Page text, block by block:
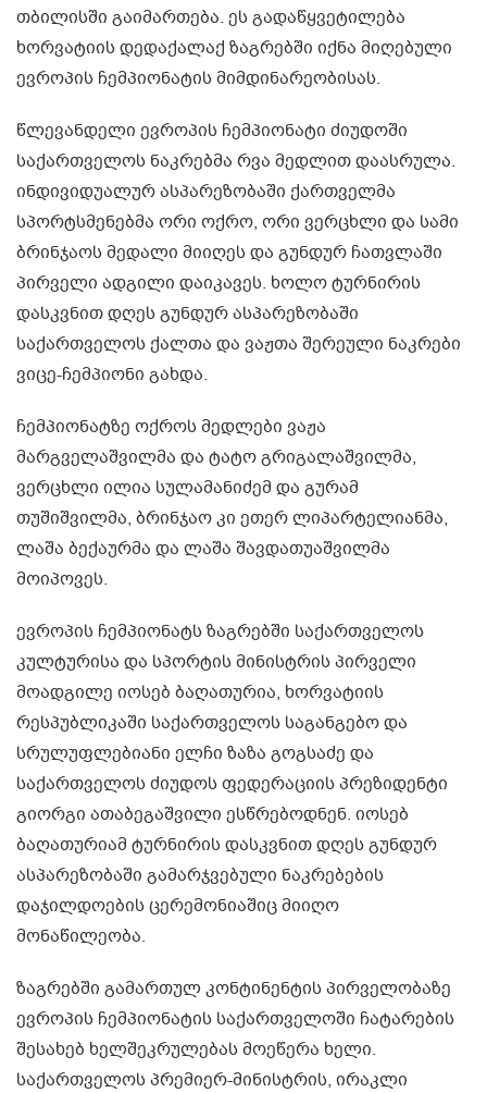
თბილისში გაიმართება. ეს გადაწყვეტილება
ხორვატიის დედაქალაქ ზაგრებში იქნა მიღებული
ევროპის ჩემპიონატის მიმდინარეობისას.
წლევანდელი ევროპის ჩემპიონატი ძიუდოში
საქართველოს ნაკრებმა რვა მედლით დაასრულა.
ინდივიდუალურ ასპარეზობაში ქართველმა
სპორტსმენებმა ორი ოქრო, ორი ვერცხლი და სამი
ბრინჯაოს მედალი მიიღეს და გუნდურ ჩათვლაში
პირველი ადგილი დაიკავეს. ხოლო ტურნირის
დასკვნით დღეს გუნდურ ასპარეზობაში
საქართველოს ქალთა და ვაჟთა შერეული ნაკრები
ვიცე-ჩემპიონი გახდა.
ჩემპიონატზე ოქროს მედლები ვაჟა
მარგველაშვილმა და ტატო გრიგალაშვილმა,
ვერცხლი ილია სულამანიძემ და გურამ
თუშიშვილმა, ბრინჯაო კი ეთერ ლიპარტელიანმა,
ლაშა ბექაურმა და ლაშა შავდათუაშვილმა
მოიპოვეს.
ევროპის ჩემპიონატს ზაგრებში საქართველოს
კულტურისა და სპორტის მინისტრის პირველი
მოადგილე იოსებ ბაღათურია, ხორვატიის
რესპუბლიკაში საქართველოს საგანგებო და
სრულუფლებიანი ელჩი ზაზა გოგსაძე და
საქართველოს ძიუდოს ფედერაციის პრეზიდენტი
გიორგი ათაბეგაშვილი ესწრებოდნენ. იოსებ
ბაღათურიამ ტურნირის დასკვნით დღეს გუნდურ
ასპარეზობაში გამარჯვებული ნაკრებების
დაჯილდოების ცერემონიაშიც მიიღო
მონაწილეობა.
ზაგრებში გამართულ კონტინენტის პირველობაზე
ევროპის ჩემპიონატის საქართველოში ჩატარების
შესახებ ხელშეკრულებას მოეწერა ხელი.
საქართველოს პრემიერ-მინისტრის, ირაკლი